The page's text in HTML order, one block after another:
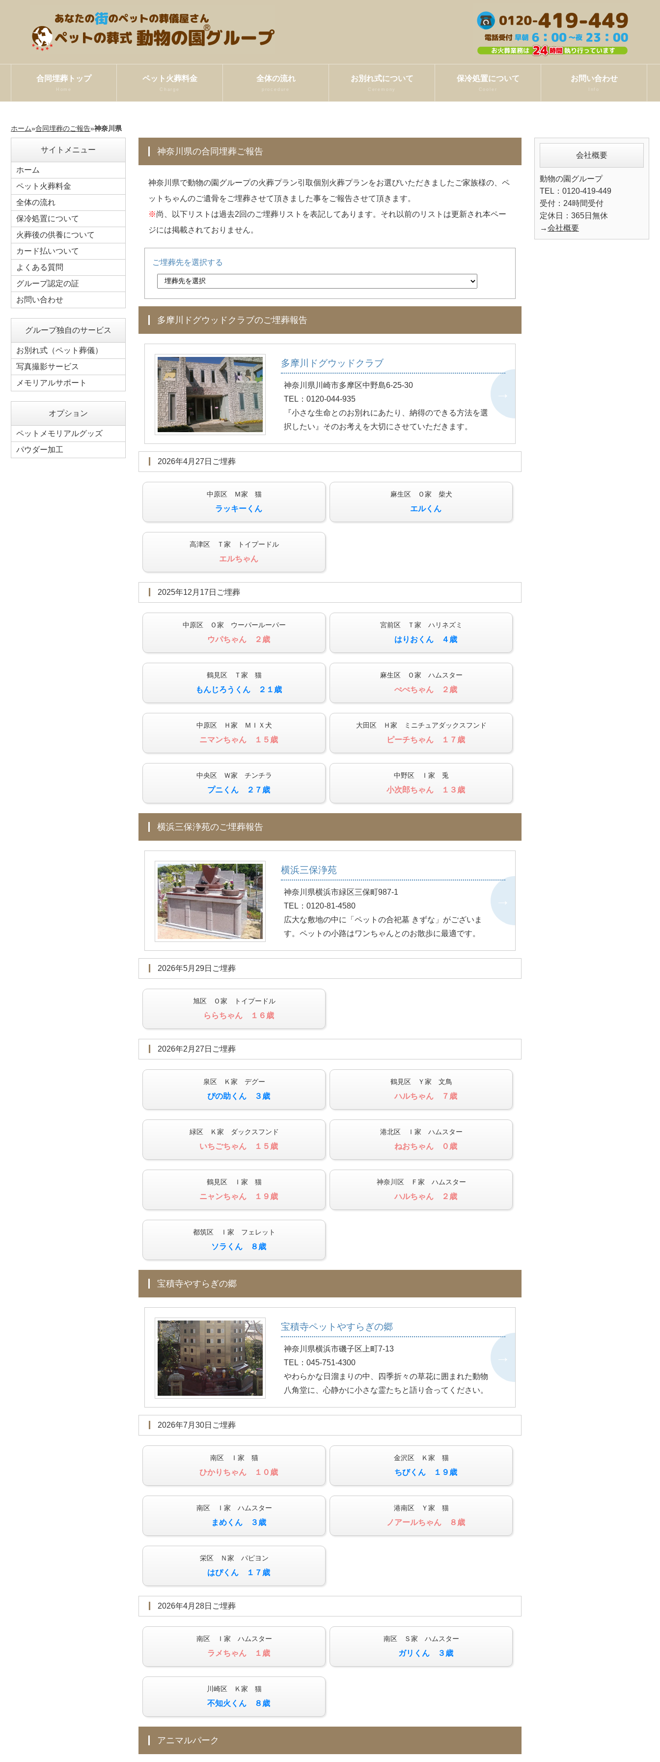
合同埋葬トップ
Home
ペット火葬料金
Charge
全体の流れ
procedure
お別れ式について
Ceremony
保冷処置について
Cooler
お問い合わせ
Info
ホーム»合同埋葬のご報告»神奈川県
神奈川県の合同埋葬ご報告
神奈川県で動物の園グループの火葬プラン引取個別火葬プランをお選びいただきましたご家族様の、ペ
ットちゃんのご遺骨をご埋葬させて頂きました事をご報告させて頂きます。
※尚、以下リストは過去2回のご埋葬リストを表記してあります。それ以前のリストは更新され本ペー
ジには掲載されておりません。
ご埋葬先を選択する
多摩川ドグウッドクラブのご埋葬報告
多摩川ドグウッドクラブ
神奈川県川崎市多摩区中野島6-25-30
TEL：0120-044-935
『小さな生命とのお別れにあたり、納得のできる方法を選
択したい』そのお考えを大切にさせていただきます。
2026年4月27日ご埋葬
中原区 Ｍ家 猫
ラッキーくん
麻生区 Ｏ家 柴犬
エルくん
高津区 Ｔ家 トイプードル
エルちゃん
2025年12月17日ご埋葬
中原区 Ｏ家 ウーパールーパー
ウパちゃん ２歳
宮前区 Ｔ家 ハリネズミ
はりおくん ４歳
鶴見区 Ｔ家 猫
もんじろうくん ２１歳
麻生区 Ｏ家 ハムスター
ぺぺちゃん ２歳
中原区 Ｈ家 ＭＩＸ犬
ニマンちゃん １５歳
大田区 Ｈ家 ミニチュアダックスフンド
ピーチちゃん １７歳
中央区 Ｗ家 チンチラ
プニくん ２７歳
中野区 Ｉ家 兎
小次郎ちゃん １３歳
横浜三保浄苑のご埋葬報告
横浜三保浄苑
神奈川県横浜市緑区三保町987-1
TEL：0120-81-4580
広大な敷地の中に「ペットの合祀墓 きずな」がございま
す。ペットの小路はワンちゃんとのお散歩に最適です。
2026年5月29日ご埋葬
旭区 Ｏ家 トイプードル
ららちゃん １６歳
2026年2月27日ご埋葬
泉区 Ｋ家 デグー
ぴの助くん ３歳
鶴見区 Ｙ家 文鳥
ハルちゃん ７歳
緑区 Ｋ家 ダックスフンド
いちごちゃん １５歳
港北区 Ｉ家 ハムスター
ねおちゃん ０歳
鶴見区 Ｉ家 猫
ニャンちゃん １９歳
神奈川区 Ｆ家 ハムスター
ハルちゃん ２歳
都筑区 Ｉ家 フェレット
ソラくん ８歳
宝積寺やすらぎの郷
宝積寺ペットやすらぎの郷
神奈川県横浜市磯子区上町7-13
TEL：045-751-4300
やわらかな日溜まりの中、四季折々の草花に囲まれた動物
八角堂に、心静かに小さな霊たちと語り合ってください。
2026年7月30日ご埋葬
南区 Ｉ家 猫
ひかりちゃん １０歳
金沢区 Ｋ家 猫
ちびくん １９歳
南区 Ｉ家 ハムスター
まめくん ３歳
港南区 Ｙ家 猫
ノアールちゃん ８歳
栄区 Ｎ家 パピヨン
はぴくん １７歳
2026年4月28日ご埋葬
南区 Ｉ家 ハムスター
ラメちゃん １歳
南区 Ｓ家 ハムスター
ガリくん ３歳
川崎区 Ｋ家 猫
不知火くん ８歳
アニマルパーク
サイトメニュー
ホーム
ペット火葬料金
全体の流れ
保冷処置について
火葬後の供養について
カード払いついて
よくある質問
グループ認定の証
お問い合わせ
グループ独自のサービス
お別れ式（ペット葬儀）
写真撮影サービス
メモリアルサポート
オプション
ペットメモリアルグッズ
パウダー加工
会社概要
動物の園グループ
TEL：0120-419-449
受付：24時間受付
定休日：365日無休
→会社概要